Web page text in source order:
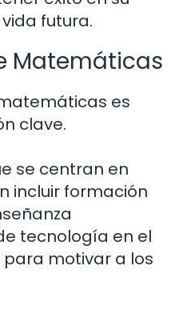
futura.
Matemáticas
es
clave.
se centran en
incluir formación
tecnología en el
motivar a los